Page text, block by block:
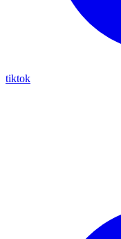
tiktok